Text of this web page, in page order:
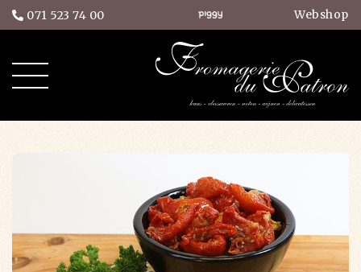
071 523 74 00 Webshop